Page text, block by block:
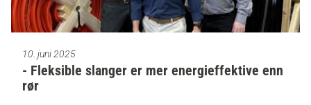
10. juni 2025
- Fleksible slanger er mer energieffektive enn
rør